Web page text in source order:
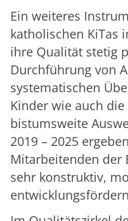
Ein weiteres
katholischen KiTas
ihre Qualität stetig
Durchführung von
systematischen
Kinder wie auch
bistumsweite
2019 – 2025
Mitarbeitenden der
sehr konstruktiv,